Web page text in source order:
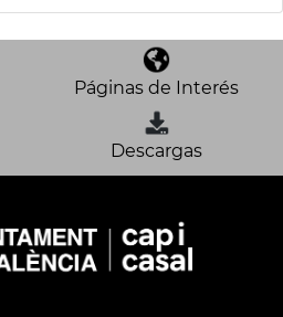
Páginas de Interés
Descargas